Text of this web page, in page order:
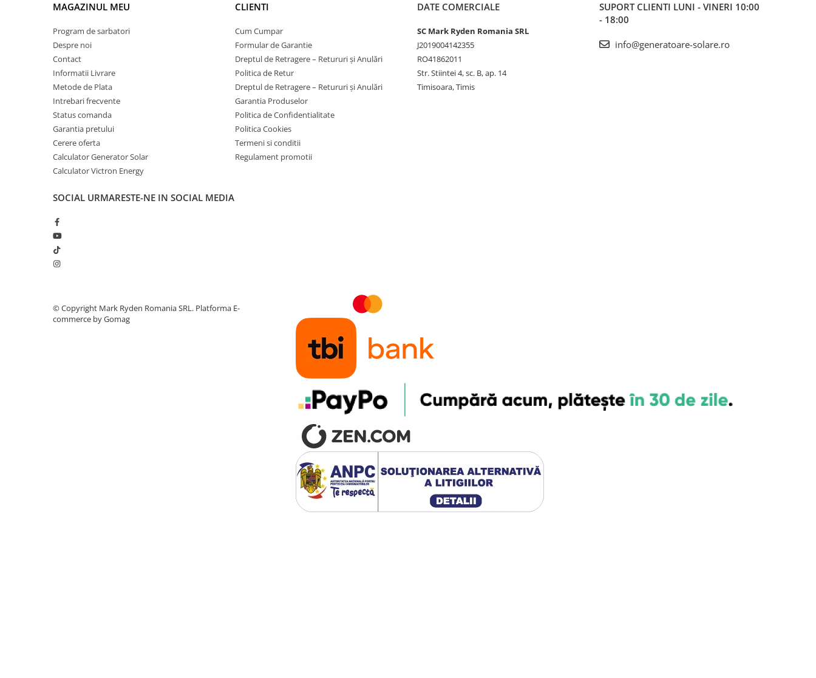
Iluminat solar
Acumulatori
Acumulatori Standard Plumb
Acumulatori Litiu
Acumulatori Gel
Acumulatori Moto
Electronice
Invertoare Tensiune
Roboti Pornire Auto
Statii de incarcare vehicule
Stabilizatoare Tensiune
Scule si aparate
Instrumente de masura
Detectoare
Multimetre Portabile
MAGAZINUL MEU
Program de sarbatori
Despre noi
Contact
Informatii Livrare
Metode de Plata
Intrebari frecvente
Status comanda
Garantia pretului
Cerere oferta
Calculator Generator Solar
Calculator Victron Energy
CLIENTI
Cum Cumpar
Formular de Garantie
Dreptul de Retragere – Retururi și Anulări
Politica de Retur
Dreptul de Retragere – Retururi și Anulări
Garantia Produselor
Politica de Confidentialitate
Politica Cookies
Termeni si conditii
Regulament promotii
DATE COMERCIALE
SC Mark Ryden Romania SRL
J2019004142355
RO41862011
Str. Stiintei 4, sc. B, ap. 14
Timisoara, Timis
SUPORT CLIENTI LUNI - VINERI 10:00
- 18:00
info@generatoare-solare.ro
SOCIAL URMARESTE-NE IN SOCIAL MEDIA
©️ Copyright Mark Ryden Romania SRL. Platforma E-
commerce by Gomag